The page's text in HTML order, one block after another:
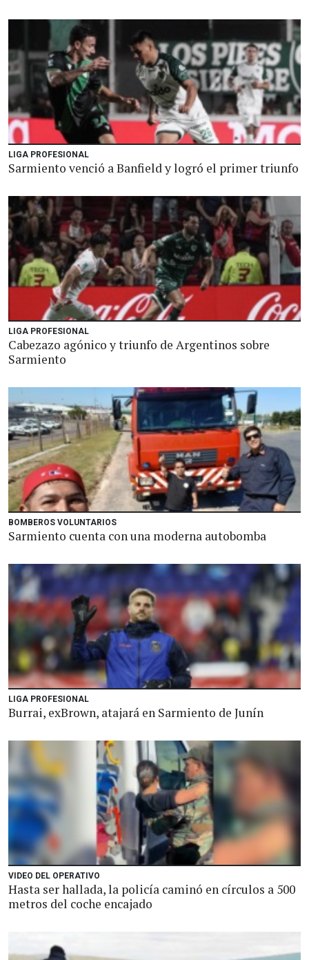
LIGA PROFESIONAL
Sarmiento venció a Banfield y logró el primer triunfo
LIGA PROFESIONAL
Cabezazo agónico y triunfo de Argentinos sobre
Sarmiento
BOMBEROS VOLUNTARIOS
Sarmiento cuenta con una moderna autobomba
LIGA PROFESIONAL
Burrai, exBrown, atajará en Sarmiento de Junín
VIDEO DEL OPERATIVO
Hasta ser hallada, la policía caminó en círculos a 500
metros del coche encajado